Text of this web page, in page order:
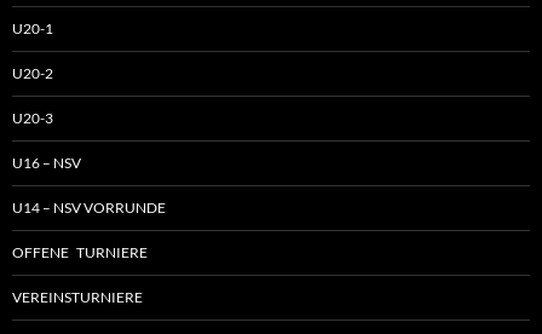
U20-1
U20-2
U20-3
U16 – NSV
U14 – NSV VORRUNDE
OFFENE TURNIERE
VEREINSTURNIERE